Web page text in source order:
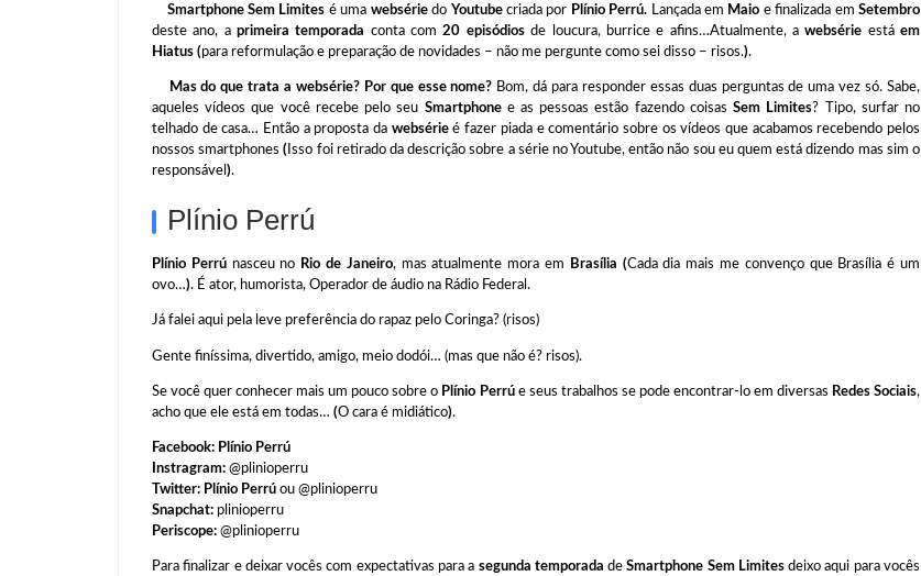
Smartphone Sem Limites é uma websériedo Youtubecriada por Plínio Perrú. Lançada em Maio e finalizada emSetembro
deste ano, aprimeira temporada conta com20 episódiosde loucura, burrice e afins…Atualmente, awebsérie estáem
Hiatus (para reformulação e preparação de novidades – não me pergunte como sei disso – risos.).
Mas do que trata a websérie? Por que esse nome? Bom, dá para responder essas duas perguntas de uma vez só. Sabe,
aqueles vídeos que você recebe pelo seu Smartphonee as pessoas estão fazendo coisasSem Limites? Tipo, surfar no
telhado de casa… Então a proposta da websérieé fazer piada e comentário sobre os vídeos que acabamos recebendo pelos
nossos smartphones( Isso foi retirado da descrição sobre a série no Youtube, então não sou eu quem está dizendo mas sim o
responsável ).
Plínio Perrú
Plínio Perrúnasceu no Rio de Janeiro, mas atualmente mora em Brasília (Cada dia mais me convenço que Brasília é um
ovo…). É ator, humorista, Operador de áudio na Rádio Federal.
Já falei aqui pela leve preferência do rapaz pelo Coringa? (risos)
Gente finíssima, divertido, amigo, meio dodói… (mas que não é? risos).
Se você quer conhecer mais um pouco sobre o Plínio Perrúe seus trabalhos se pode encontrar-lo em diversas Redes Sociais,
acho que ele está em todas… (O cara é midiático).
Facebook: Plínio Perrú
Instragram: @plinioperru
Twitter: Plínio Perrú ou @plinioperru
Snapchat: plinioperru
Periscope: @plinioperru
Para finalizar e deixar vocês com expectativas para a segunda temporada deSmartphone Sem Limitesdeixo aqui para vocês